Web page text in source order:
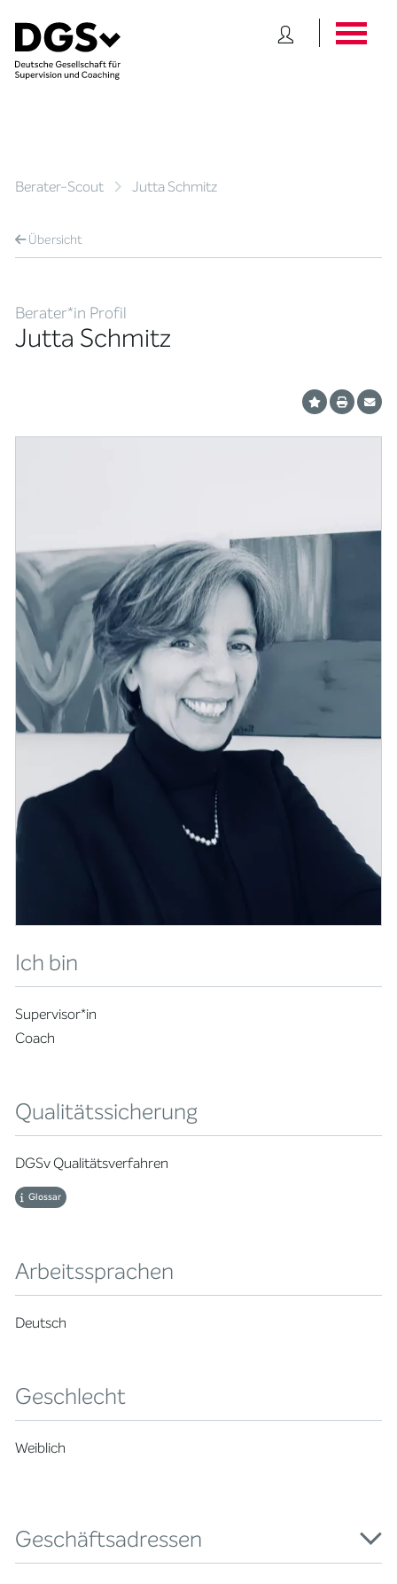
Berater-Scout Jutta Schmitz
Übersicht
Berater*in Profil
Jutta Schmitz
Ich bin
Supervisor*in
Coach
Qualitätssicherung
DGSv Qualitätsverfahren
Glossar
Arbeitssprachen
Deutsch
Geschlecht
Weiblich
Geschäftsadressen